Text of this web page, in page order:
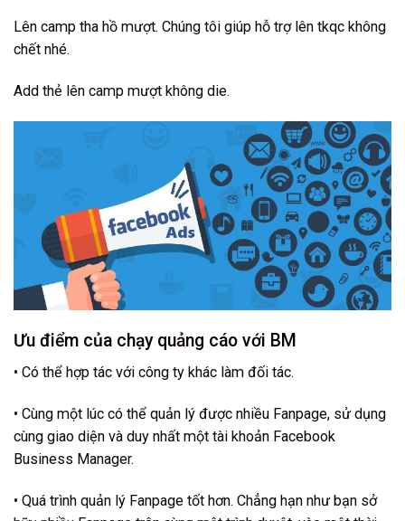
Lên camp tha hồ mượt. Chúng tôi giúp hỗ trợ lên tkqc không
chết nhé.
Add thẻ lên camp mượt không die.
Ưu điểm của chạy quảng cáo với BM
• Có thể hợp tác với công ty khác làm đối tác.
• Cùng một lúc có thể quản lý được nhiều Fanpage, sử dụng
cùng giao diện và duy nhất một tài khoản Facebook
Business Manager.
• Quá trình quản lý Fanpage tốt hơn. Chẳng hạn như bạn sở